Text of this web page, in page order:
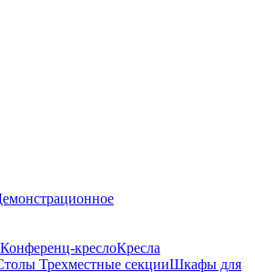
Конференц-креслоКресла
Трехместные секцииШкафы для